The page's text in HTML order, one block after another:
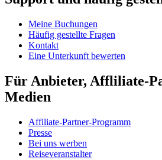
Meine Buchungen
Häufig gestellte Fragen
Kontakt
Eine Unterkunft bewerten
Für Anbieter, Affliliate-
Medien
Affiliate-Partner-Programm
Presse
Bei uns werben
Reiseveranstalter